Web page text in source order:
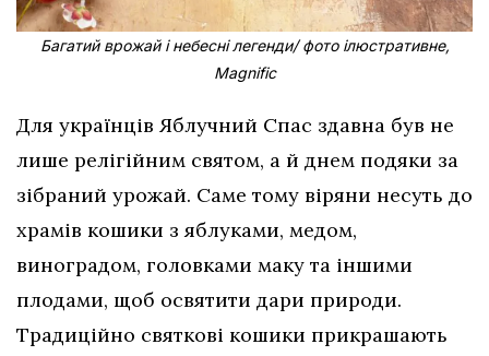
Багатий врожай і небесні легенди/ фото ілюстративне,
Magnific
Для українців Яблучний Спас здавна був не
лише релігійним святом, а й днем подяки за
зібраний урожай. Саме тому віряни несуть до
храмів кошики з яблуками, медом,
виноградом, головками маку та іншими
плодами, щоб освятити дари природи.
Традиційно святкові кошики прикрашають